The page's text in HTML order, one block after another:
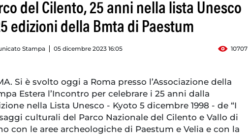
del Cilento, 25 anni nella lista Unesco
edizioni della Bmta di Paestum
Stampa 05 dicembre 2023 16:05 10707
Si è svolto oggi a Roma presso l’Associazione della
Estera l’Incontro per celebrare i 25 anni dalla
nella Lista Unesco - Kyoto 5 dicembre 1998 - de “I
culturali del Parco Nazionale del Cilento e Vallo di
con le aree archeologiche di Paestum e Velia e con la